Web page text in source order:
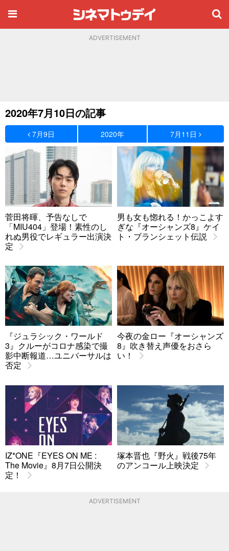
ADVERTISEMENT
2020年7月10日の記事
7月9日 2020年 7月11日
菅田将暉、予告なしで
「MIU404」登場！素性のし
れぬ男役でレギュラー出演決
定
男も女も惚れる！かっこよす
ぎな『オーシャンズ8』ケイ
ト・ブランシェット伝説
『ジュラシック・ワールド
3』クルーがコロナ感染で撮
影中断報道…ユニバーサルは
否定
今夜の金ロー『オーシャンズ
8』吹き替え声優をおさら
い！
IZ*ONE『EYES ON ME :
The Movie』8月7日公開決
定！
塚本晋也『野火』戦後75年
のアンコール上映決定
ADVERTISEMENT